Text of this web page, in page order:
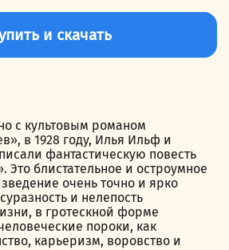
и скачать
с культовым романом
в 1928 году, Илья Ильф и
фантастическую повесть
Это блистательное и остроумное
очень точно и ярко
и нелепость
в гротескной форме
пороки, как
карьеризм, воровство и